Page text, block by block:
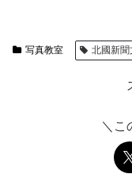
写真教室 北國新聞
＼こ